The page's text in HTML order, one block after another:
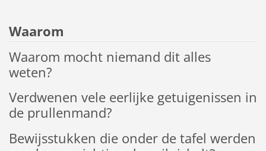
Waarom
Waarom mocht niemand dit alles
weten?
Verdwenen vele eerlijke getuigenissen in
de prullenmand?
Bewijsstukken die onder de tafel werden